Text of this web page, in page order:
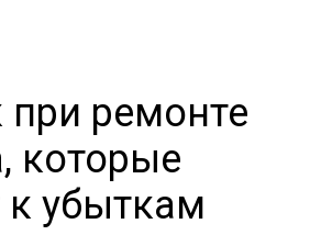
ремонте
которые
к убыткам